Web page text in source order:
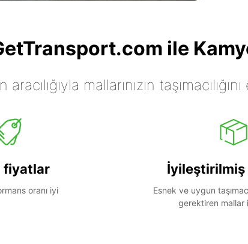
ile
mallarınızın
fiyatlar
oranı iyi
Esnek ve uygun
gerektiren mallar